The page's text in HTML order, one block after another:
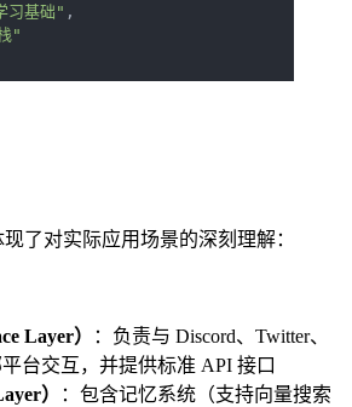
基础"
,
"
了对实际应用场景的深刻理解：
Layer）
：负责与 Discord、Twitter、
平台交互，并提供标准 API 接口
）
：包含记忆系统（支持向量搜索